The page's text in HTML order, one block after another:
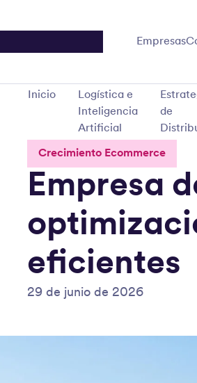
Empresas
Inicio
Logística e
Inteligencia
Artificial
de
Crecimiento Ecommerce
Empresa
eficientes
29 de junio de 2026